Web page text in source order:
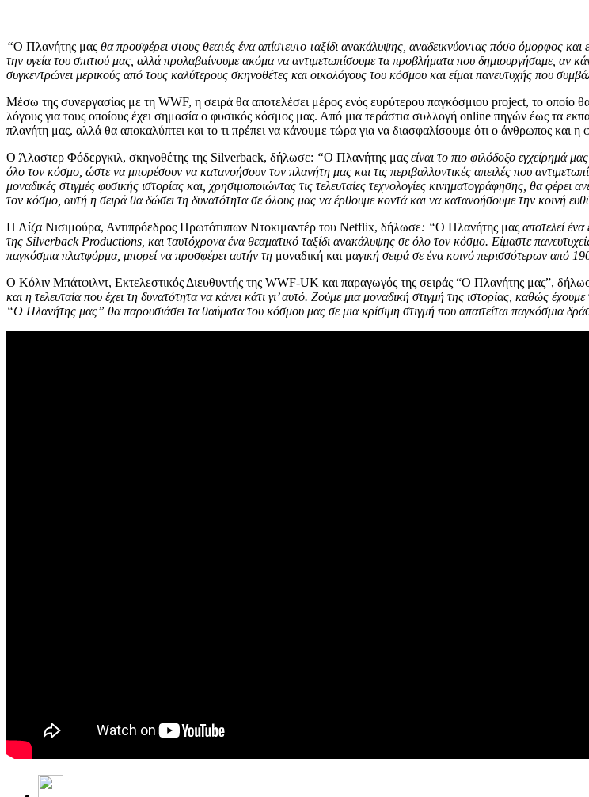
“Ο Πλανήτης μας θα προσφέρει στους θεατές ένα απίστευτο ταξίδι ανακάλυψης, αναδεικνύοντας πόσο όμορφος
την υγεία του σπιτιού μας, αλλά προλαβαίνουμε ακόμα να αντιμετωπίσουμε τα προβλήματα που δημιουργήσαμε,
συγκεντρώνει μερικούς από τους καλύτερους σκηνοθέτες και οικολόγους του κόσμου και είμαι πανευτυχής που
Μέσω της συνεργασίας με τη WWF, η σειρά θα αποτελέσει μέρος ενός ευρύτερου παγκόσμιου project, το
λόγους για τους οποίους έχει σημασία ο φυσικός κόσμος μας. Από μια τεράστια συλλογή online πηγών έως τα
πλανήτη μας, αλλά θα αποκαλύπτει και το τι πρέπει να κάνουμε τώρα για να διασφαλίσουμε ότι ο άνθρωπος και
Ο Άλαστερ Φόδεργκιλ, σκηνοθέτης της Silverback, δήλωσε: “Ο Πλανήτης μας είναι το πιο φιλόδοξο εγχείρημά
όλο τον κόσμο, ώστε να μπορέσουν να κατανοήσουν τον πλανήτη μας και τις περιβαλλοντικές απειλές που
μοναδικές στιγμές φυσικής ιστορίας και, χρησιμοποιώντας τις τελευταίες τεχνολογίες κινηματογράφησης, θα
τον κόσμο, αυτή η σειρά θα δώσει τη δυνατότητα σε όλους μας να έρθουμε κοντά και να κατανοήσουμε την κοινή
Η Λίζα Νισιμούρα, Αντιπρόεδρος Πρωτότυπων Ντοκιμαντέρ του Netflix, δήλωσε: “Ο Πλανήτης μας αποτελεί
της Silverback Productions, και ταυτόχρονα ένα θεαματικό ταξίδι ανακάλυψης σε όλο τον κόσμο. Είμαστε
παγκόσμια πλατφόρμα, μπορεί να προσφέρει αυτήν τη μοναδική και μαγική σειρά σε ένα κοινό περισσότερων από
Ο Κόλιν Μπάτφιλντ, Εκτελεστικός Διευθυντής της WWF-UK και παραγωγός της σειράς “Ο Πλανήτης μας”,
και η τελευταία που έχει τη δυνατότητα να κάνει κάτι γι’ αυτό. Ζούμε μια μοναδική στιγμή της ιστορίας, καθώς
“Ο Πλανήτης μας” θα παρουσιάσει τα θαύματα του κόσμου μας σε μια κρίσιμη στιγμή που απαιτείται παγκόσμια